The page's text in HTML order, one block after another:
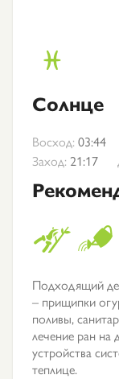
Солнце
Восход: 03:44
Заход: 21:17
Подходящий
– прищипки
поливы,
лечение ран на
устройства
теплице.